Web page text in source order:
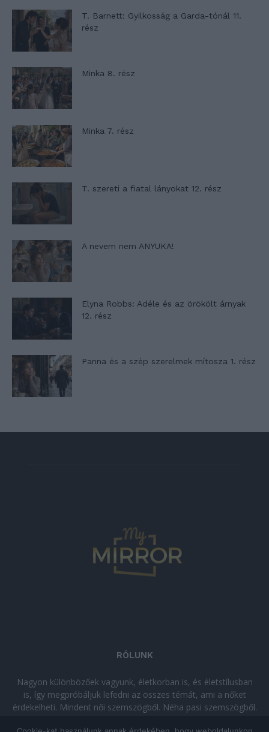
T. Barnett: Gyilkosság a Garda-tónál 11.
rész
Minka 8. rész
Minka 7. rész
T. szereti a fiatal lányokat 12. rész
A nevem nem ANYUKA!
Elyna Robbs: Adéle és az örökölt árnyak
12. rész
Panna és a szép szerelmek mítosza 1. rész
RÓLUNK
Nagyon különbözőek vagyunk, életkorban is, és életstílusban
is, így megpróbáljuk lefedni az összes témát, ami a nőket
érdekelheti. Mindent női szemszögből. Néha pasi szemszögből.